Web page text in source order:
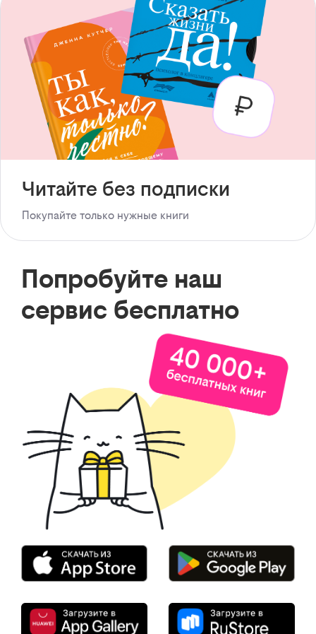
Читайте без подписки
Покупайте только нужные книги
Попробуйте наш
сервис бесплатно